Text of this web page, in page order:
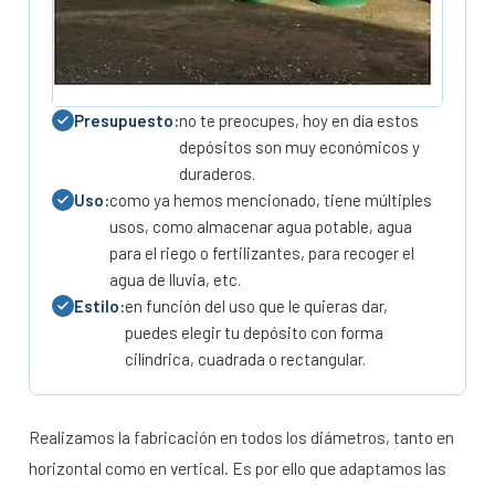
Presupuesto:no te preocupes, hoy en día estos
depósitos son muy económicos y
duraderos.
Uso:como ya hemos mencionado, tiene múltiples
usos, como almacenar agua potable, agua
para el riego o fertilizantes, para recoger el
agua de lluvia, etc.
Estilo:en función del uso que le quieras dar,
puedes elegir tu depósito con forma
cilíndrica, cuadrada o rectangular.
Realizamos la fabricación en todos los diámetros, tanto en
horizontal como en vertical. Es por ello que adaptamos las